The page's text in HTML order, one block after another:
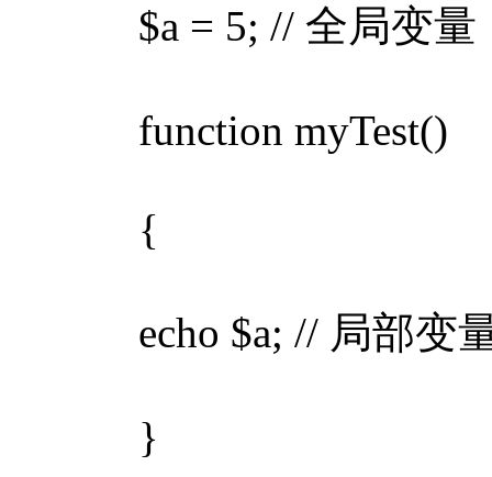
$a = 5; // 全局变量
function myTest()
{
echo $a; // 局部变
}